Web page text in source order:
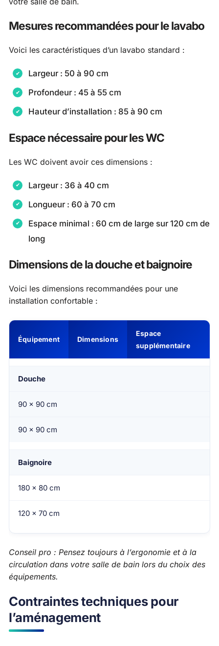
Mesures recommandées pour le lavabo
Voici les caractéristiques d’un lavabo standard :
Largeur : 50 à 90 cm
Profondeur : 45 à 55 cm
Hauteur d’installation : 85 à 90 cm
Espace nécessaire pour les WC
Les WC doivent avoir ces dimensions :
Largeur : 36 à 40 cm
Longueur : 60 à 70 cm
Espace minimal : 60 cm de large sur 120 cm de
long
Dimensions de la douche et baignoire
Voici les dimensions recommandées pour une
installation confortable :
Équipement Dimensions
Espace
supplémentaire
Douche
90 x 90 cm
90 x 90 cm
Baignoire
180 x 80 cm
120 x 70 cm
Conseil pro : Pensez toujours à l’ergonomie et à la
circulation dans votre salle de bain lors du choix des
équipements.
Contraintes techniques pour
l’aménagement